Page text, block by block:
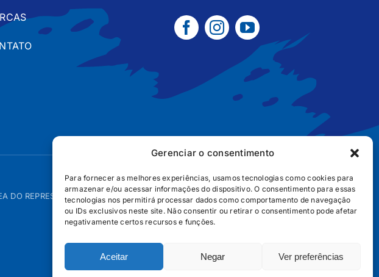
Gerenciar o consentimento
Para fornecer as melhores experiências, usamos tecnologias como cookies para
armazenar e/ou acessar informações do dispositivo. O consentimento para essas
tecnologias nos permitirá processar dados como comportamento de navegação
ou IDs exclusivos neste site. Não consentir ou retirar o consentimento pode afetar
negativamente certos recursos e funções.
Aceitar Negar Ver preferências
DO REPRESENTANTE – B2B POLÍTICA DE COOKIES POLÍTICA DE PRIVACIDADE